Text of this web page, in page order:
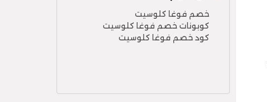
خصم فوغا كلوسيت
كوبونات خصم فوغا كلوسيت
كود خصم فوغا كلوسيت